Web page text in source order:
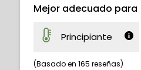
Mejor adecuado para
Principiante
(Basado en 165 reseñas)